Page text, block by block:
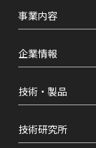
事業内容
企業情報
技術・製品
技術研究所